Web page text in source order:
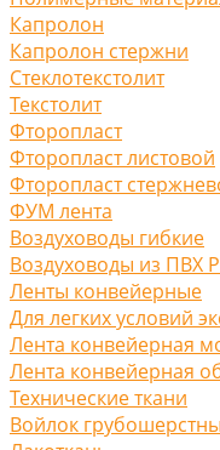
Капролон
Капролон стержни
Стеклотекстолит
Текстолит
Фторопласт
Фторопласт листовой
Фторопласт
ФУМ лента
Воздуховоды гибкие
Воздуховоды из ПВХ
Ленты конвейерные
Для легких условий
Лента конвейерная
Лента конвейерная
Технические ткани
Войлок